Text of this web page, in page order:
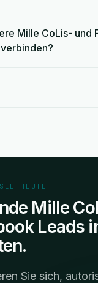
Mille CoLis- und
HEUTE
Mille
Leads
Sie sich,